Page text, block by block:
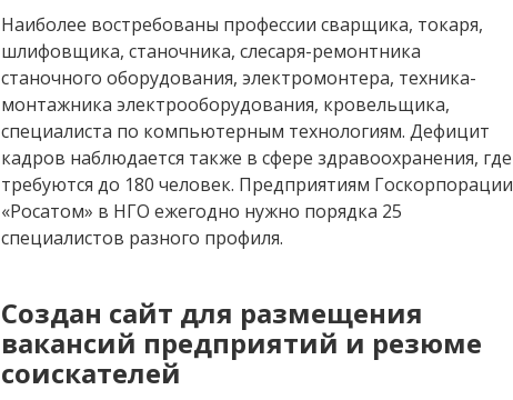
Наиболее востребованы профессии сварщика, токаря,
шлифовщика, станочника, слесаря-ремонтника
станочного оборудования, электромонтера, техника-
монтажника электрооборудования, кровельщика,
специалиста по компьютерным технологиям. Дефицит
кадров наблюдается также в сфере здравоохранения, где
требуются до 180 человек. Предприятиям Госкорпорации
«Росатом» в НГО ежегодно нужно порядка 25
специалистов разного профиля.
Создан сайт для размещения
вакансий предприятий и резюме
соискателей